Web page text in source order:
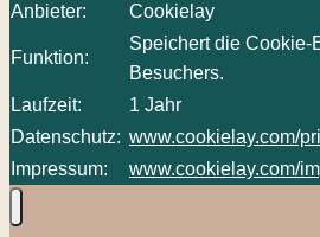
Anbieter:
Cookielay
Funktion:
Speichert die Cookie-
Besuchers.
Laufzeit:
1 Jahr
Datenschutz: www.cookielay.com/
Impressum:
www.cookielay.com/